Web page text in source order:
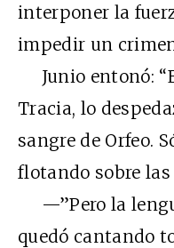
interponer la
impedir un
Junio entonó:
Tracia, lo
sangre de Orfeo.
flotando sobre las
—”Pero la
quedó cantando